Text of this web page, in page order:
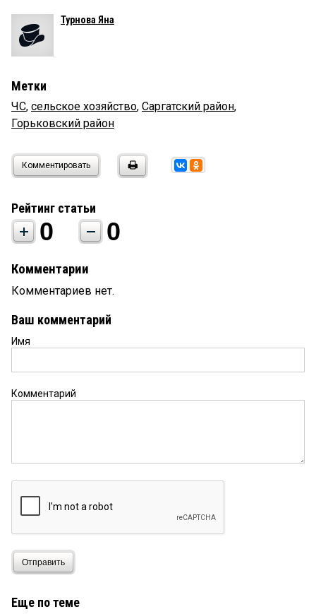
Турнова Яна
Метки
ЧС, сельское хозяйство, Саргатский район,
Горьковский район
Комментировать
Рейтинг статьи
0 0
Комментарии
Комментариев нет.
Ваш комментарий
Имя
Комментарий
Отправить
Еще по теме